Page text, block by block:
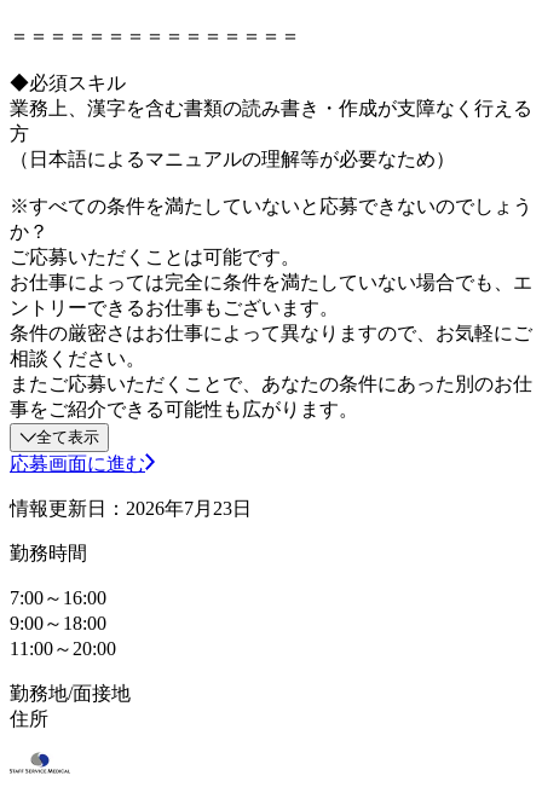
＝＝＝＝＝＝＝＝＝＝＝＝＝＝＝
◆必須スキル
業務上、漢字を含む書類の読み書き・作成が支障なく行える
方
（日本語によるマニュアルの理解等が必要なため）
※すべての条件を満たしていないと応募できないのでしょう
か？
ご応募いただくことは可能です。
お仕事によっては完全に条件を満たしていない場合でも、エ
ントリーできるお仕事もございます。
条件の厳密さはお仕事によって異なりますので、お気軽にご
相談ください。
またご応募いただくことで、あなたの条件にあった別のお仕
事をご紹介できる可能性も広がります。
全て表示
応募画面に進む
情報更新日：2026年7月23日
勤務時間
7:00～16:00
9:00～18:00
11:00～20:00
勤務地/面接地
住所